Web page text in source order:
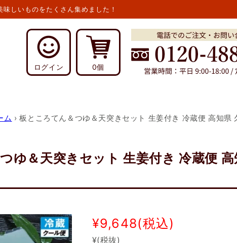
しいものをたくさん集めました！
ログイン
ー
0個
ム › 板ところてん＆つゆ＆天突きセット 生姜付き 冷蔵便 高知県
ゆ＆天突きセット 生姜付き 冷蔵便 高
¥9,648(税込)
¥(税抜)